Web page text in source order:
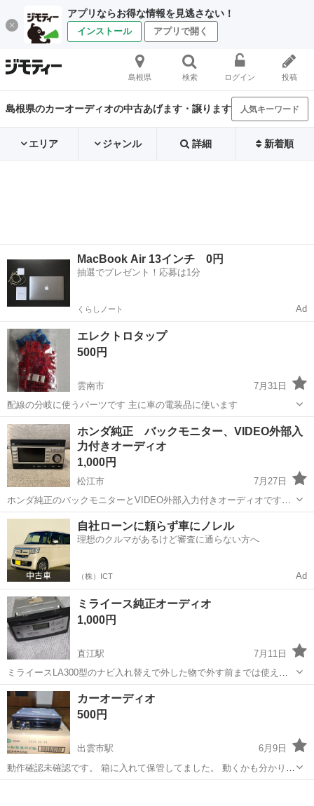
アプリならお得な情報を見逃さない！
インストール アプリで開く
島根県 検索 ログイン 投稿
島根県のカーオーディオの中古あげます・譲ります 人気キーワード
エリア ジャンル 詳細 新着順
MacBook Air 13インチ 0円
抽選でプレゼント！応募は1分
くらしノート Ad
エレクトロタップ
500円
雲南市
7月31日
配線の分岐に使うパーツです 主に車の電装品に使います
島根 雲南市 カーオーディオ
ホンダ純正 バックモニター、VIDEO外部入
力付きオーディオ
1,000円
松江市
7月27日
ホンダ純正のバックモニターとVIDEO外部入力付きオーディオです。
社外ナビに交換した為不要になったので出品致します。 動作確認済
み。 取引きの早い方優先致します。
島根 松江市 カーオーディオ モニター
自社ローンに頼らず車にノレル
理想のクルマがあるけど審査に通らない方へ
（株）ICT Ad
ミライース純正オーディオ
1,000円
直江駅
7月11日
ミライースLA300型のナビ入れ替えで外した物で外す前までは使えて
ました 純正パネル対応でダイハツ、トヨタの純正カプラーに対応しま
す（フロント出力のみ） 2DINワイドタイプでミライースやピクシスエ
ポック、スバルプレオ等の...
島根 出雲市
カーオーディオ
500円
出雲市駅
6月9日
動作確認未確認です。 箱に入れて保管してました。 動くかも分かりま
せん。